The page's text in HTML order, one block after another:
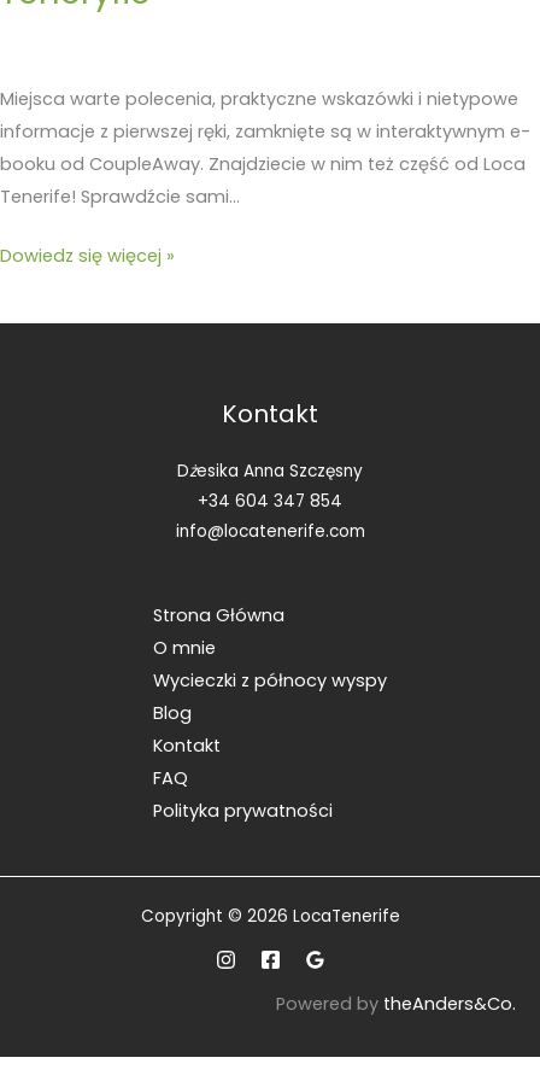
Miejsca warte polecenia, praktyczne wskazówki i nietypowe
informacje z pierwszej ręki, zamknięte są w interaktywnym e-
booku od CoupleAway. Znajdziecie w nim też część od Loca
Tenerife! Sprawdźcie sami…
Dowiedz się więcej »
Kontakt
Dżesika Anna Szczęsny
+34 604 347 854
info@locatenerife.com
Strona Główna
O mnie
Wycieczki z północy wyspy
Blog
Kontakt
FAQ
Polityka prywatności
Copyright © 2026 LocaTenerife
Powered by theAnders&Co.